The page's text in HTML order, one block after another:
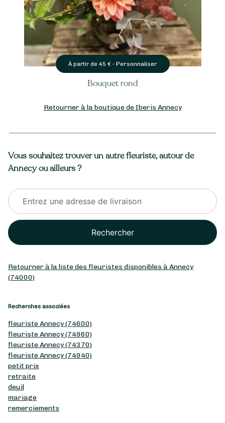
À partir de45€ - Personnaliser
Bouquet rond
Retourner à la boutique de Iberis Annecy
Vous souhaitez trouver un autre fleuriste, autour de
Annecy ou ailleurs ?
Rechercher
Retourner à la liste des fleuristes disponibles à Annecy
(74000)
Recherches associées
fleuriste Annecy (74600)
fleuriste Annecy (74960)
fleuriste Annecy (74370)
fleuriste Annecy (74940)
petit prix
retraite
deuil
mariage
remerciements